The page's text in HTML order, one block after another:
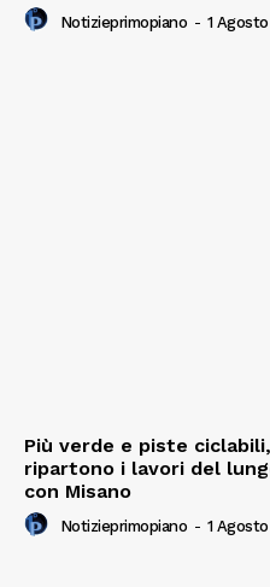
Notizieprimopiano - 1
Più verde e piste
ripartono i lavori del
con Misano
Notizieprimopiano - 1